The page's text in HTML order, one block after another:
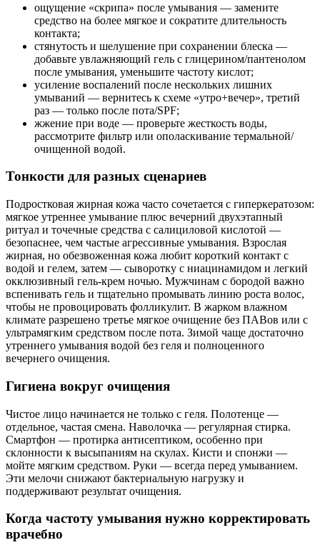
ощущение «скрипа» после умывания — замените
средство на более мягкое и сократите длительность
контакта;
стянутость и шелушение при сохранении блеска —
добавьте увлажняющий гель с глицерином/пантенолом
после умывания, уменьшите частоту кислот;
усиление воспалений после нескольких лишних
умываний — вернитесь к схеме «утро+вечер», третий
раз — только после пота/SPF;
жжение при воде — проверьте жесткость воды,
рассмотрите фильтр или ополаскивание термальной/
очищенной водой.
Тонкости для разных сценариев
Подростковая жирная кожа часто сочетается с гиперкератозом:
мягкое утреннее умывание плюс вечерний двухэтапный
ритуал и точечные средства с салициловой кислотой —
безопаснее, чем частые агрессивные умывания. Взрослая
жирная, но обезвоженная кожа любит короткий контакт с
водой и гелем, затем — сыворотку с ниацинамидом и легкий
окклюзивный гель-крем ночью. Мужчинам с бородой важно
вспенивать гель и тщательно промывать линию роста волос,
чтобы не провоцировать фолликулит. В жарком влажном
климате разрешено третье мягкое очищение без ПАВов или с
ультрамягким средством после пота. Зимой чаще достаточно
утреннего умывания водой без геля и полноценного
вечернего очищения.
Гигиена вокруг очищения
Чистое лицо начинается не только с геля. Полотенце —
отдельное, частая смена. Наволочка — регулярная стирка.
Смартфон — протирка антисептиком, особенно при
склонности к высыпаниям на скулах. Кисти и спонжи —
мойте мягким средством. Руки — всегда перед умыванием.
Эти мелочи снижают бактериальную нагрузку и
поддерживают результат очищения.
Когда частоту умывания нужно корректировать
врачебно